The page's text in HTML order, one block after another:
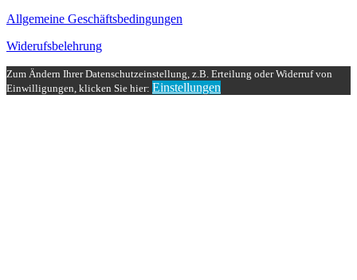
Allgemeine Geschäftsbedingungen
Widerufsbelehrung
Zum Ändern Ihrer Datenschutzeinstellung, z.B. Erteilung oder Widerruf von
Einwilligungen, klicken Sie hier: Einstellungen